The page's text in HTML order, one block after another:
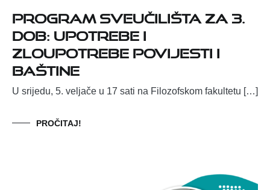
Program Sveučilišta za 3.
dob: Upotrebe i
zloupotrebe povijesti i
baštine
U srijedu, 5. veljače u 17 sati na Filozofskom fakultetu […]
PROČITAJ!